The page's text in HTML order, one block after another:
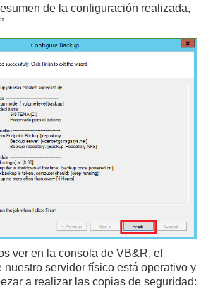
de la configuración realizada,
ver en la consola de VB&R, el
nuestro servidor físico está operativo y
a realizar las copias de seguridad: